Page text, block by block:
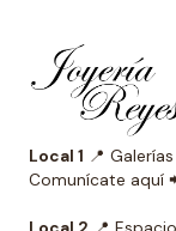
Local 1 📍
Comunícate aquí